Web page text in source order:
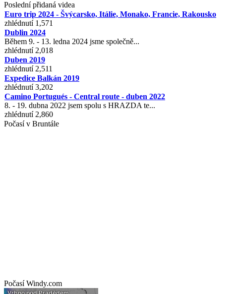
Poslední přidaná videa
Euro trip 2024 - Švýcarsko, Itálie, Monako, Francie, Rakousko
zhlédnutí 1,571
Dublin 2024
Během 9. - 13. ledna 2024 jsme společně...
zhlédnutí 2,018
Duben 2019
zhlédnutí 2,511
Expedice Balkán 2019
zhlédnutí 3,202
Camino Portugués - Central route - duben 2022
8. - 19. dubna 2022 jsem spolu s HRAZDA te...
zhlédnutí 2,860
Počasí v Bruntále
Počasí Windy.com